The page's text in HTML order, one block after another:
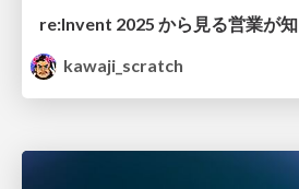
kawaji_scratch